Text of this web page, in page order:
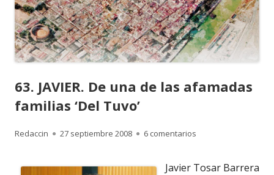
63. JAVIER. De una de las afamadas
familias ‘Del Tuvo’
Autor
Redaccin
Publicado
27 septiembre 2008 6 comentarios
Javier Tosar Barrera